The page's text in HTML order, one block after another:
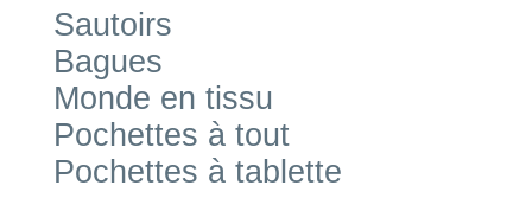
Sautoirs
Bagues
Monde en tissu
Pochettes à tout
Pochettes à tablette